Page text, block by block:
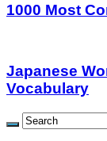
1000 Most
Japanese
Vocabulary